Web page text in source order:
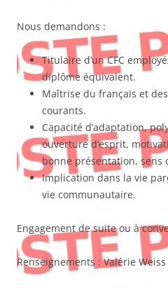
Nous demandons :
Titulaire d’un CFC
diplôme équivalent.
Maîtrise du français et
courants.
Capacité d’adaptation,
ouverture d’esprit,
bonne présentation, sens
Implication dans la vie
vie communautaire.
Engagement de suite ou à
Renseignements : Valérie